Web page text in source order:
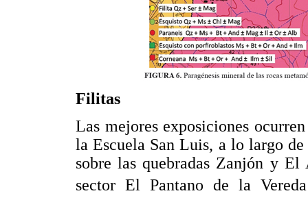
Filitas
Las mejores exposiciones
la Escuela San Luis, a lo largo
sobre las quebradas Zanjón y
sector El Pantano de la